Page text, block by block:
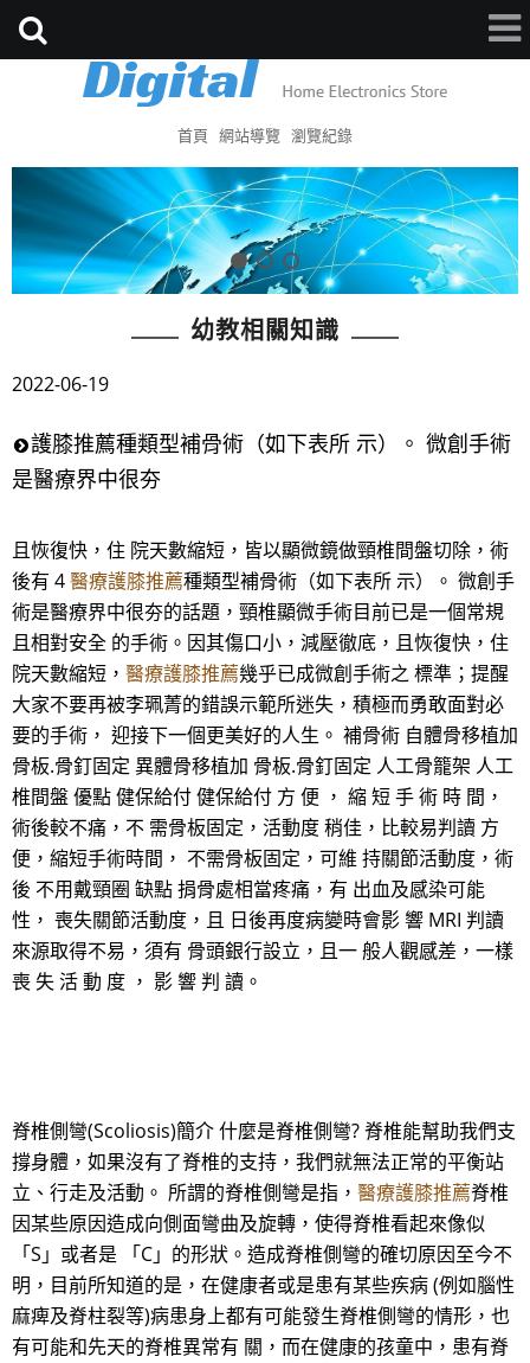
首頁 網站導覽 瀏覽紀錄
幼教相關知識
2022-06-19
護膝推薦種類型補骨術（如下表所 示）。 微創手術
是醫療界中很夯
且恢復快，住 院天數縮短，皆以顯微鏡做頸椎間盤切除，術
後有 4醫療護膝推薦種類型補骨術（如下表所 示）。 微創手
術是醫療界中很夯的話題，頸椎顯微手術目前已是一個常規
且相對安全 的手術。因其傷口小，減壓徹底，且恢復快，住
院天數縮短， 醫療護膝推薦幾乎已成微創手術之 標準；提醒
大家不要再被李珮菁的錯誤示範所迷失，積極而勇敢面對必
要的手術， 迎接下一個更美好的人生。 補骨術 自體骨移植加
骨板.骨釘固定 異體骨移植加 骨板.骨釘固定 人工骨籠架 人工
椎間盤 優點 健保給付 健保給付 方 便 ， 縮 短 手 術 時 間，
術後較不痛，不 需骨板固定，活動度 稍佳，比較易判讀 方
便，縮短手術時間， 不需骨板固定，可維 持關節活動度，術
後 不用戴頸圈 缺點 捐骨處相當疼痛，有 出血及感染可能
性， 喪失關節活動度，且 日後再度病變時會影 響 MRI 判讀
來源取得不易，須有 骨頭銀行設立，且一 般人觀感差，一樣
喪 失 活 動 度 ， 影 響 判 讀。
脊椎側彎(Scoliosis)簡介 什麼是脊椎側彎? 脊椎能幫助我們支
撐身體，如果沒有了脊椎的支持，我們就無法正常的平衡站
立、行走及活動。 所謂的脊椎側彎是指， 醫療護膝推薦脊椎
因某些原因造成向側面彎曲及旋轉，使得脊椎看起來像似
「S」或者是 「C」的形狀。造成脊椎側彎的確切原因至今不
明，目前所知道的是，在健康者或是患有某些疾病 (例如腦性
麻痺及脊柱裂等)病患身上都有可能發生脊椎側彎的情形，也
有可能和先天的脊椎異常有 關，而在健康的孩童中，患有脊